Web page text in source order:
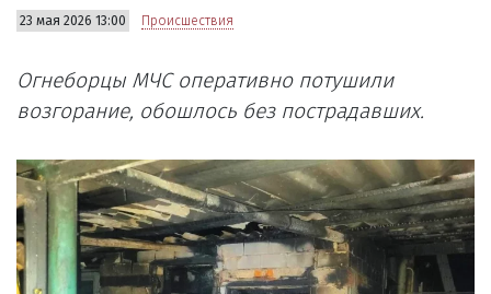
23 мая 2026 13:00 Происшествия
Огнеборцы МЧС оперативно потушили
возгорание, обошлось без пострадавших.